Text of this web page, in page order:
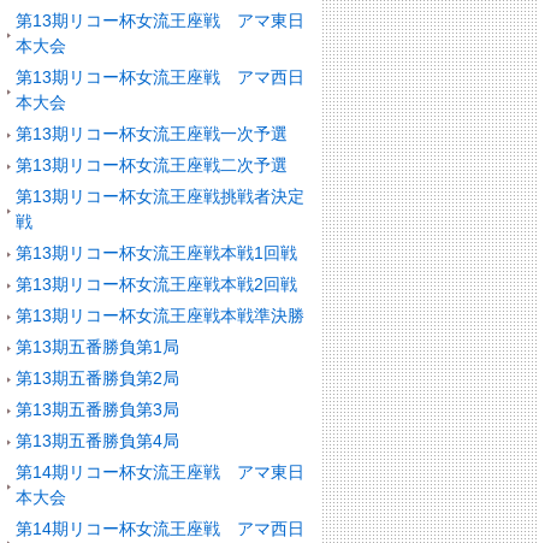
第13期リコー杯女流王座戦 アマ東日
本大会
第13期リコー杯女流王座戦 アマ西日
本大会
第13期リコー杯女流王座戦一次予選
第13期リコー杯女流王座戦二次予選
第13期リコー杯女流王座戦挑戦者決定
戦
第13期リコー杯女流王座戦本戦1回戦
第13期リコー杯女流王座戦本戦2回戦
第13期リコー杯女流王座戦本戦準決勝
第13期五番勝負第1局
第13期五番勝負第2局
第13期五番勝負第3局
第13期五番勝負第4局
第14期リコー杯女流王座戦 アマ東日
本大会
第14期リコー杯女流王座戦 アマ西日